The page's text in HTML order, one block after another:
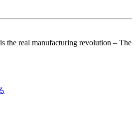
the real manufacturing revolution – The